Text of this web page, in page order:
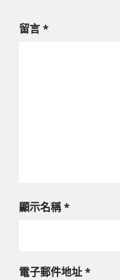
留言 *
顯示名稱*
電子郵件地址 *